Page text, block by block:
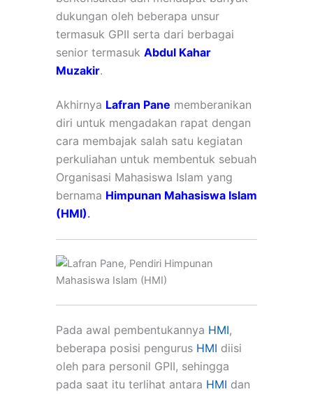
dukungan oleh beberapa unsur
termasuk GPII serta dari berbagai
senior termasuk Abdul Kahar
Muzakir.
Akhirnya Lafran Pane memberanikan
diri untuk mengadakan rapat dengan
cara membajak salah satu kegiatan
perkuliahan untuk membentuk sebuah
Organisasi Mahasiswa Islam yang
bernama Himpunan Mahasiswa Islam
(HMI).
Pada awal pembentukannya HMI,
beberapa posisi pengurus HMI diisi
oleh para personil GPII, sehingga
pada saat itu terlihat antara HMI dan